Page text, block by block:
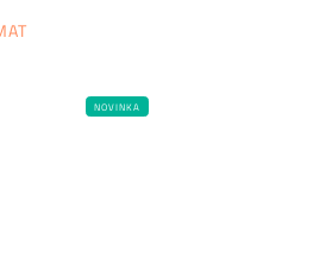
NOVINKA